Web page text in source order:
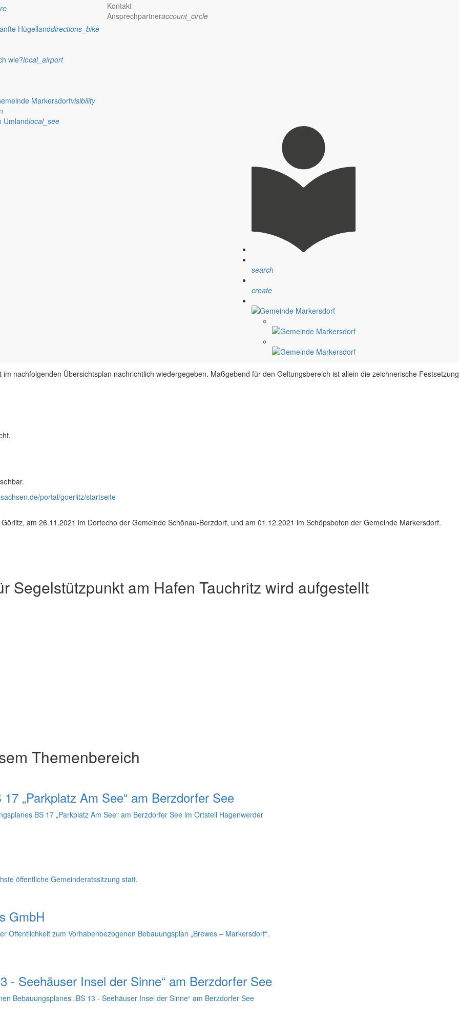
Hügellanddirections_bike
wie?local_airport
Markersdorfvisibility
Umlandlocal_see
Kontakt
Ansprechpartneraccount_circle
search
create
am Hafen Tauchritz wird aufgestellt
“BS 18 – Segelstützpunkt am Hafen Tauchritz”. Die amtliche Veröffentlichung erfolgt im Schöpsboten,
die Aufstellung des Bebauungsplanes “BS 18 – Segelstützpunkt am Hafen Tauchritz” beschlossen.
nachfolgenden Übersichtsplan nachrichtlich wiedergegeben. Maßgebend für den Geltungsbereich ist allein die zeichnerische Festsetzung
portal/goerlitz/startseite
am 26.11.2021 im Dorfecho der Gemeinde Schönau-Berzdorf, und am 01.12.2021 im Schöpsboten der Gemeinde Markersdorf.
Segelstützpunkt am Hafen Tauchritz wird aufgestellt
Themenbereich
„Parkplatz Am See“ am Berzdorfer See
BS 17 „Parkplatz Am See“ am Berzdorfer See im Ortsteil Hagenwerder
öffentliche Gemeinderatssitzung statt.
GmbH
zum Vorhabenbezogenen Bebauungsplan „Brewes – Markersdorf“.
- Seehäuser Insel der Sinne“ am Berzdorfer See
Bebauungsplanes „BS 13 - Seehäuser Insel der Sinne“ am Berzdorfer See